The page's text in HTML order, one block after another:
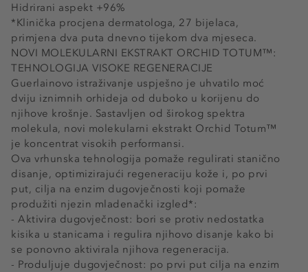
Hidrirani aspekt +96%
*Klinička procjena dermatologa, 27 bijelaca,
primjena dva puta dnevno tijekom dva mjeseca.
NOVI MOLEKULARNI EKSTRAKT ORCHID TOTUM™:
TEHNOLOGIJA VISOKE REGENERACIJE
Guerlainovo istraživanje uspješno je uhvatilo moć
dviju iznimnih orhideja od duboko u korijenu do
njihove krošnje. Sastavljen od širokog spektra
molekula, novi molekularni ekstrakt Orchid Totum™
je koncentrat visokih performansi.
Ova vrhunska tehnologija pomaže regulirati stanično
disanje, optimizirajući regeneraciju kože i, po prvi
put, cilja na enzim dugovječnosti koji pomaže
produžiti njezin mladenački izgled*:
- Aktivira dugovječnost: bori se protiv nedostatka
kisika u stanicama i regulira njihovo disanje kako bi
se ponovno aktivirala njihova regeneracija.
- Produljuje dugovječnost: po prvi put cilja na enzim